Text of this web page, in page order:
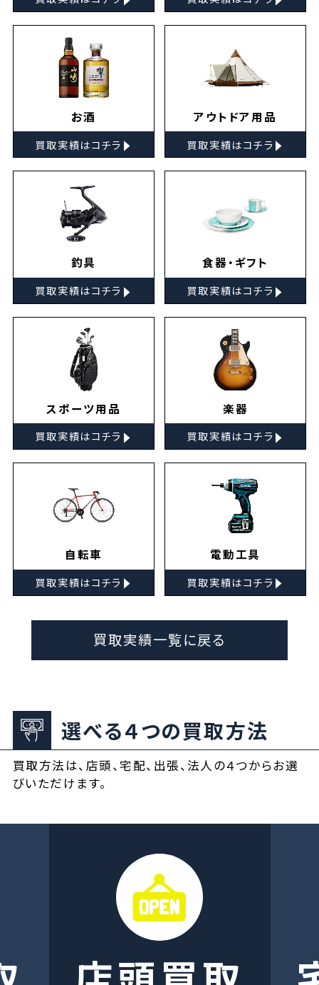
お酒
買取実績はコチラ ▸
アウトドア用品
買取実績はコチラ ▸
釣具
買取実績はコチラ ▸
食器・ギフト
買取実績はコチラ ▸
スポーツ用品
買取実績はコチラ ▸
楽器
買取実績はコチラ ▸
自転車
買取実績はコチラ ▸
電動工具
買取実績はコチラ ▸
買取実績一覧に戻る
選べる４つの買取方法
買取方法は、店頭、宅配、出張、法人の４つからお選
びいただけます。